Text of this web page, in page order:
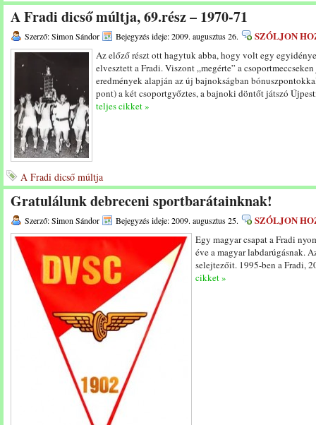
A Fradi dicső múltja, 69.rész – 1970-71
Szerző: Simon Sándor Bejegyzés ideje: 2009. augusztus 26. SZÓLJON
Az előző részt ott hagytuk abba, hogy volt egy
elvesztett a Fradi. Viszont „megérte” a
eredmények alapján az új bajnokságban
pont) a két csoportgyőztes, a bajnoki döntőt játszó
teljes cikket »
A Fradi dicső múltja
Gratulálunk debreceni sportbarátainknak!
Szerző: Simon Sándor Bejegyzés ideje: 2009. augusztus 25. SZÓLJON
Egy magyar csapat a Fradi
éve a magyar labdarúgásnak.
selejtezőit. 1995-ben a Fradi,
cikket »